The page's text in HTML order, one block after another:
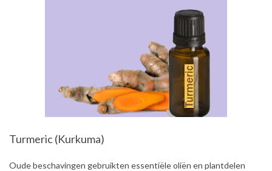
Turmeric (Kurkuma)
2021-
Oude beschavingen gebruikten essentiële oliën en plantdelen